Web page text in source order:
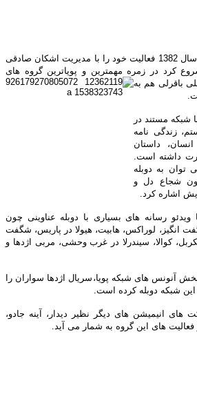
گروه فرهنگی هنری آواژه از سال 1382 فعالیت خود را با مدیریت اشکان صادقی
کرد در زمره مهمترین و پویاترین گروه های
باقرلی هم به
شبکه مستند در
زندگی نامه
داستان
داشته است.
توان به دوبله
شجاع دل و
اشاره کرد.
ویدئو رسانه های بسیاری با دوبله عناوینی چون
انگیز، لوراکس، هابیت، هیولا در پاریس، شگفت
کوالا، سیندرلا در غرب وحشی، مربی اژدها و
آنونس های شبکه پویا،سریال اژدها سواران را
انیمیشن های دیگر نظیر دیدار، آینه جادو،
های این گروه به شمار می آید.